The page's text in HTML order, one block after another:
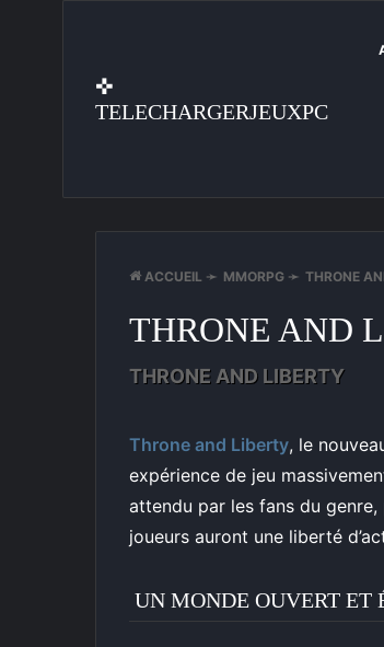
✜
TELECHARGERJEUXPC
ACCUEIL ➛ MMORPG ➛ THRONE
THRONE AND
THRONE AND LIBERTY
Throne and Liberty, le
expérience de jeu
attendu par les fans du
joueurs auront une liberté
UN MONDE OUVERT ET